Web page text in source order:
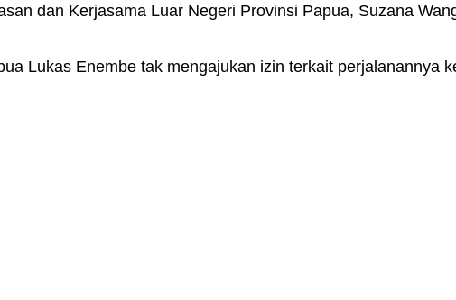
dan Kerjasama Luar Negeri Provinsi Papua, Suzana
Lukas Enembe tak mengajukan izin terkait perjalanannya